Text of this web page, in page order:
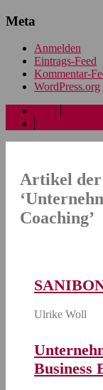
Meta
Anmelden
Eintrags-Feed
Kommentar-
WordPress.org
Artikel
‘
Coaching’
Ulrike Woll
Business